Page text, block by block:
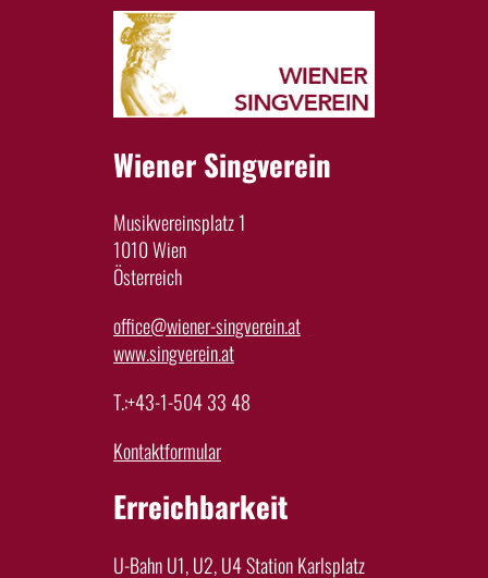
Wiener Singverein
Musikvereinsplatz 1
1010 Wien
Österreich
office@wiener-singverein.at
www.singverein.at
T.:+43-1-504 33 48
Kontaktformular
Erreichbarkeit
U-Bahn U1, U2, U4 Station Karlsplatz